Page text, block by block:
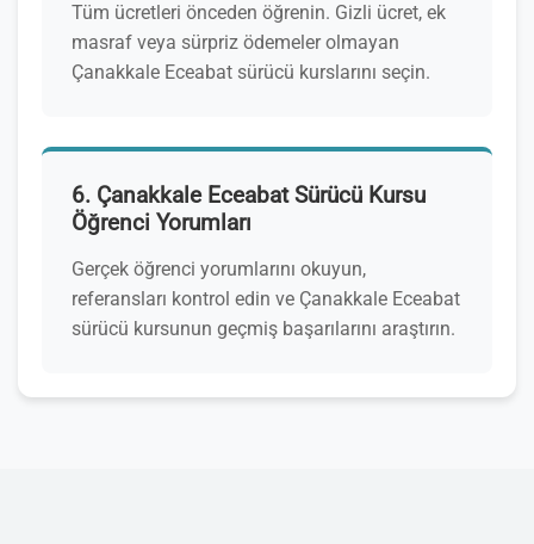
Tüm ücretleri önceden öğrenin. Gizli ücret, ek
masraf veya sürpriz ödemeler olmayan
Çanakkale Eceabat sürücü kurslarını seçin.
6. Çanakkale Eceabat Sürücü Kursu
Öğrenci Yorumları
Gerçek öğrenci yorumlarını okuyun,
referansları kontrol edin ve Çanakkale Eceabat
sürücü kursunun geçmiş başarılarını araştırın.